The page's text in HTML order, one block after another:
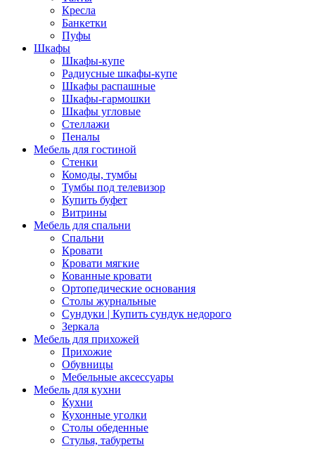
Кресла
Банкетки
Пуфы
Шкафы
Шкафы-купе
Радиусные шкафы-купе
Шкафы распашные
Шкафы-гармошки
Шкафы угловые
Стеллажи
Пеналы
Мебель для гостиной
Стенки
Комоды, тумбы
Тумбы под телевизор
Купить буфет
Витрины
Мебель для спальни
Спальни
Кровати
Кровати мягкие
Кованные кровати
Ортопедические основания
Столы журнальные
Сундуки | Купить сундук недорого
Зеркала
Мебель для прихожей
Прихожие
Обувницы
Мебельные аксессуары
Мебель для кухни
Кухни
Кухонные уголки
Столы обеденные
Стулья, табуреты